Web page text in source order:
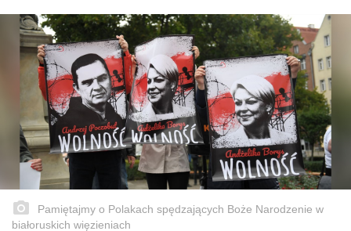
Pamiętajmy o Polakach spędzających Boże Narodzenie w
białoruskich więzieniach